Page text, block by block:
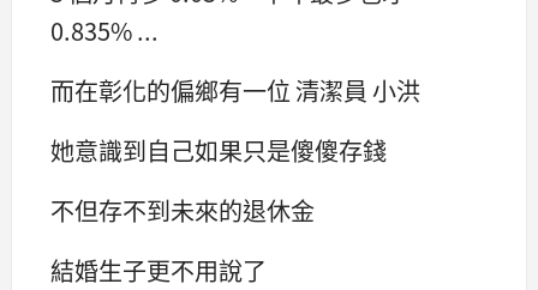
0.835% ...
而在彰化的偏鄉有一位 清潔員 小洪
她意識到自己如果只是傻傻存錢
不但存不到未來的退休金
結婚生子更不用說了